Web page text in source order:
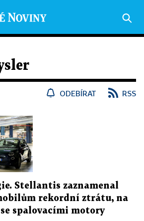
ODEBÍRAT RSS
Stellantis zaznamenal
rekordní ztrátu, na
spalovacími motory